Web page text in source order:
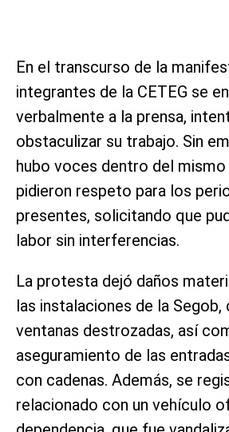
En el transcurso de la
integrantes de la CETEG se
verbalmente a la prensa,
obstaculizar su trabajo. Sin
hubo voces dentro del
pidieron respeto para los
presentes, solicitando que
labor sin interferencias.
La protesta dejó daños
las instalaciones de la
ventanas destrozadas, así
aseguramiento de las
con cadenas. Además, se
relacionado con un vehículo